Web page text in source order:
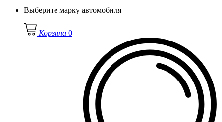
Выберите марку автомобиля
Корзина 0